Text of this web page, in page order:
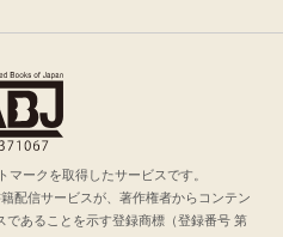
ークを取得したサービスです。
配信サービスが、著作権者からコンテン
あることを示す登録商標（登録番号 第